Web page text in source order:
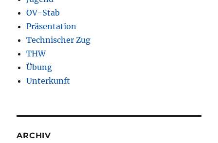
OV-Stab
Präsentation
Technischer Zug
THW
Übung
Unterkunft
ARCHIV